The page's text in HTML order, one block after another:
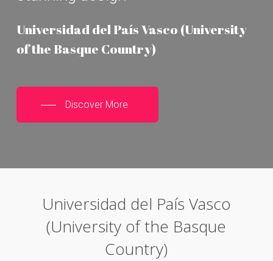
Universidad del País Vasco (University
of the Basque Country)
Discover More
Universidad del País Vasco
(University of the Basque
Country)